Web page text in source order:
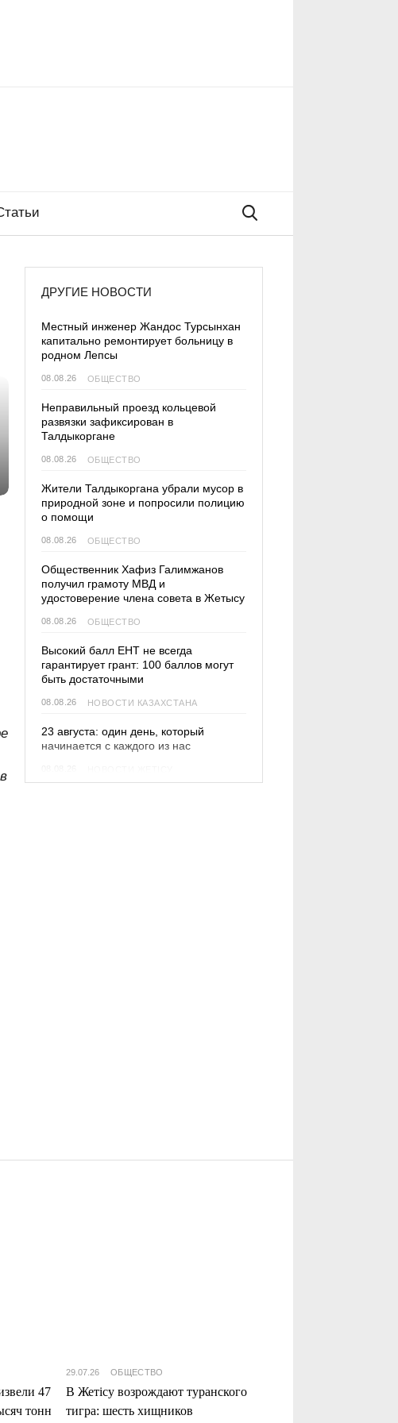
ДРУГИЕ НОВОСТИ
Местный инженер Жандос Турсынхан
капитально ремонтирует больницу в
родном Лепсы
08.08.26 ОБЩЕСТВО
Неправильный проезд кольцевой
развязки зафиксирован в
Талдыкоргане
08.08.26 ОБЩЕСТВО
Жители Талдыкоргана убрали мусор в
природной зоне и попросили полицию
о помощи
08.08.26 ОБЩЕСТВО
Общественник Хафиз Галимжанов
получил грамоту МВД и
удостоверение члена совета в Жетысу
08.08.26 ОБЩЕСТВО
Высокий балл ЕНТ не всегда
гарантирует грант: 100 баллов могут
быть достаточными
08.08.26 НОВОСТИ КАЗАХСТАНА
23 августа: один день, который
начинается с каждого из нас
47
тонн
29.07.26 ОБЩЕСТВО
В Жетісу возрождают туранского
тигра: шесть хищников